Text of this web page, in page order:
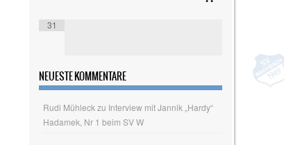
31
NEUESTE KOMMENTARE
Rudi Mühleck zu Interview mit Jannik „Hardy“
Hadamek, Nr 1 beim SV W